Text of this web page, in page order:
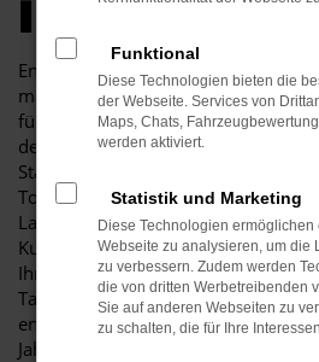
IHREM
Endlich angekommen: mit einem
machen Sie alles richtig und sitzen
für diese Stadt. Einerseits sind Sie
der sparsamen und effizienten
Stadtverkehr von Bautzen
Toyota Hilux jedoch auch für
Landstraße geeignet. Das
Kunde aus Bautzen im Autohaus
Ihnen den Toyota Hilux sowohl als
Tageszulassung. Wer noch etwas
entscheidet sich für ein
Jahreswagen.
Funktional
Diese Technologien bieten die
der Webseite. Services von
Maps, Chats,
werden aktiviert.
Statistik und Marketing
Diese Technologien
Webseite zu analysieren, um die
zu verbessern. Zudem werden
die von dritten Werbetreibenden
Sie auf anderen Webseiten zu
zu schalten, die für Ihre